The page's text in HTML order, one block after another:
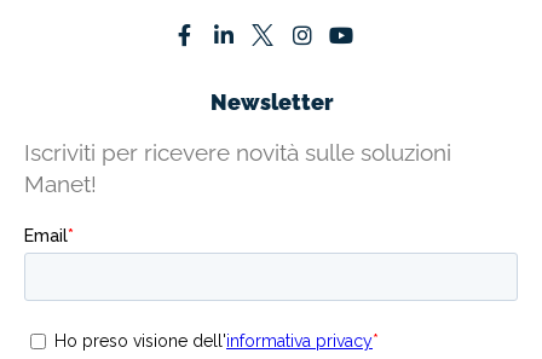
Newsletter
Iscriviti per ricevere novità sulle soluzioni
Manet!